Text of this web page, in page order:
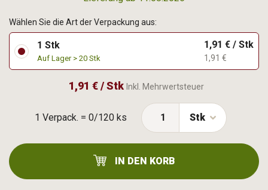
1 Verpack. = 0/120 ks
Wählen Sie die Art der Verpackung aus:
1 Stk
Auf Lager > 20 Stk
1,91 € / Stk
1,91 €
1,91 € / Stk Inkl. Mehrwertsteuer
Stk
IN DEN KORB